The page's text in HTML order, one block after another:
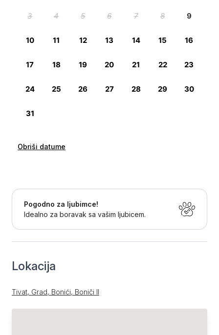
Obriši datume
Pogodno za ljubimce!
Idealno za boravak sa vašim ljubicem.
Lokacija
Tivat, Grad, Bonići, Boniči II